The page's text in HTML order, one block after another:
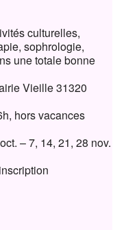
culturelles,
sophrologie,
une totale bonne
Vieille 31320
hors vacances
– 7, 14, 21, 28 nov.